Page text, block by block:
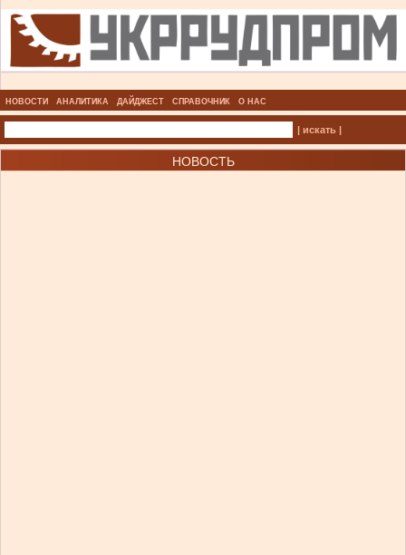
НОВОСТИ АНАЛИТИКА ДАЙДЖЕСТ СПРАВОЧНИК О НАС
| искать |
НОВОСТЬ